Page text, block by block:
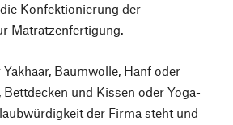
Konfektionierung der
Matratzenfertigung.
Baumwolle, Hanf oder
Bettdecken und Kissen oder Yoga-
der Firma steht und